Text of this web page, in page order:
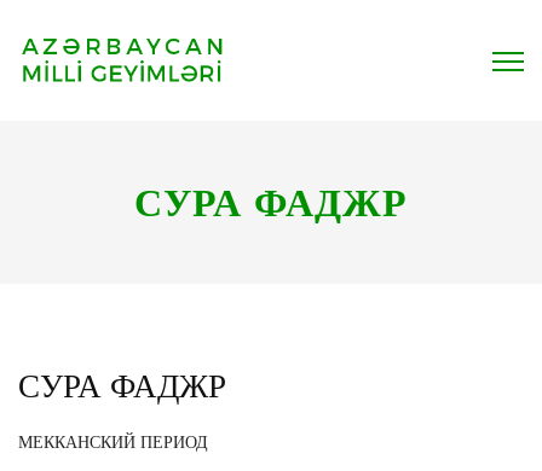
СУРА ФАДЖР
СУРА ФАДЖР
МЕККАНСКИЙ ПЕРИОД